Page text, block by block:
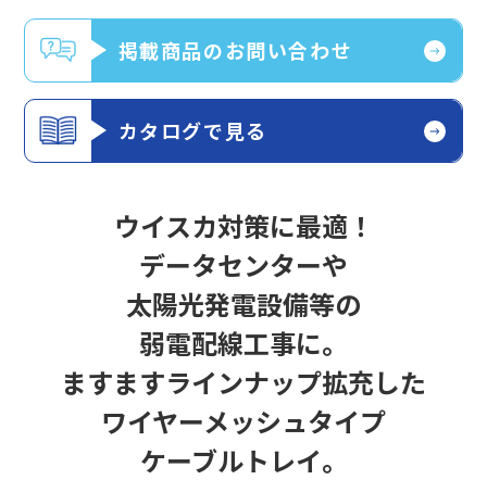
掲載商品のお問い合わせ
カタログで見る
ウイスカ対策に最適！
データセンターや
太陽光発電設備等の
弱電配線工事に。
ますますラインナップ拡充した
ワイヤーメッシュタイプ
ケーブルトレイ。